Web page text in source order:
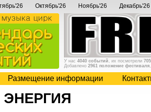
Октябрь'26 Ноябрь'26 Декабрь'26
У нас 4040 событий , их посмотрели
Добавлено 2961 положение фестиваля
Размещение информации